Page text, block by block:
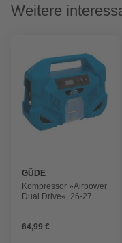
Weitere
GÜDE
Kompressor »Airpower
Dual Drive«, 26-27
64,99 €